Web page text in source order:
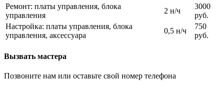
Ремонт: платы управления, блока
управления
2 н/ч
3000
руб.
Настройка: платы управления, блока
управления, аксессуара
0,5 н/ч
750
руб.
Вызвать мастера
Позвоните нам или оставьте свой номер телефона